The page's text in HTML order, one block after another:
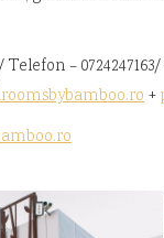
– 0724247163/
+